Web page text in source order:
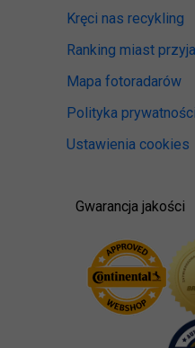
Kręci nas recykling
Ranking miast
Mapa fotoradarów
Polityka prywatności
Ustawienia cookies
Gwarancja jakości